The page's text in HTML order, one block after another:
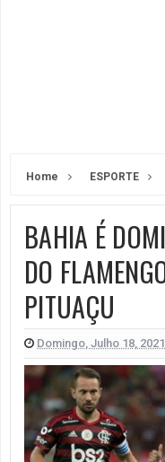
Home ESPORTE
BAHIA É
DO
PITUAÇU
Domingo, Julho 18, 2021